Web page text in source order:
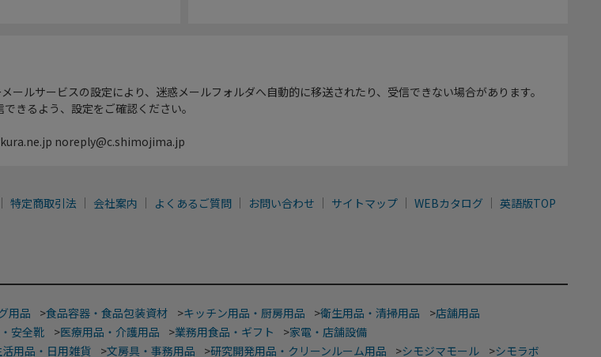
ールサービスの設定により、迷惑メールフォルダへ自動的に移送されたり、受信できない場合があります。
きるよう、設定をご確認ください。
noreply@c.shimojima.jp
特定商取引法 会社案内 よくあるご質問 お問い合わせ サイトマップ WEBカタログ 英語版TOP
用品 >食品容器・食品包装資材 >キッチン用品・厨房用品 >衛生用品・清掃用品 >店舗用品
安全靴 >医療用品・介護用品 >業務用食品・ギフト >家電・店舗設備
活用品・日用雑貨 >文房具・事務用品 >研究開発用品・クリーンルーム用品 >シモジマモール >シモラボ